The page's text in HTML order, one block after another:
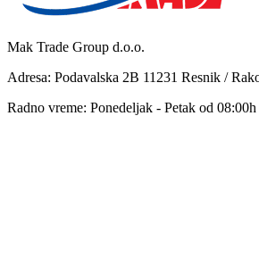
Mak Trade Group d.o.o.
Adresa: Podavalska 2B 11231 Resnik /
Radno vreme: Ponedeljak - Petak od